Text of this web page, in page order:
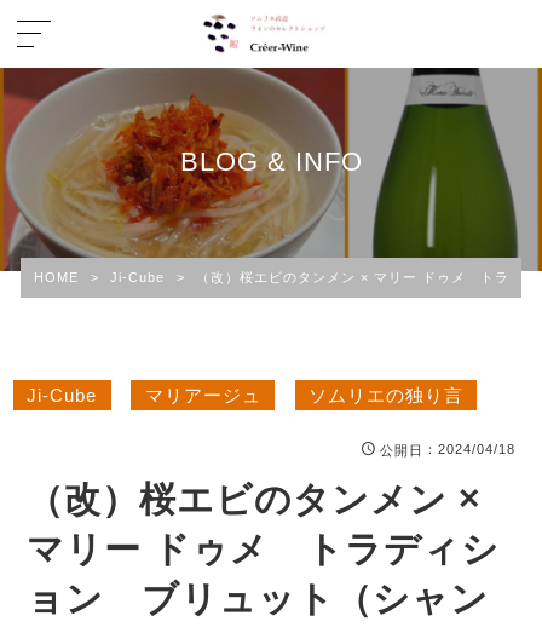
BLOG & INFO
HOME > Ji-Cube > （改）桜エビのタンメン × マリー ドゥメ トラデ
Ji-Cube マリアージュ ソムリエの独り言
公開日 ：2024/04/18
（改）桜エビのタンメン ×
マリー ドゥメ トラディシ
ョン ブリュット（シャン